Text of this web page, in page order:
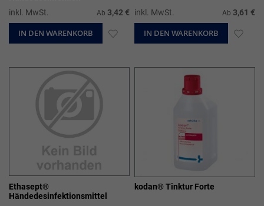
inkl. MwSt.
Ab 3,42 €
IN DEN WARENKORB ZUR
inkl. MwSt. Ab 3,61 €
IN DEN WARENKORB ZUR
Ethasept®
Händedesinfektionsmittel
kodan® Tinktur Forte